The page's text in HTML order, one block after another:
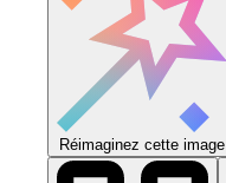
Réimaginez cette image